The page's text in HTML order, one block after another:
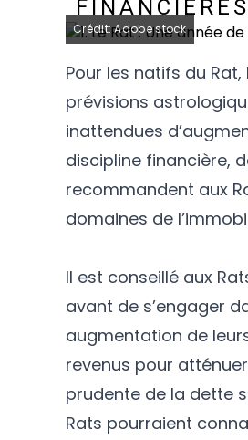
FINANCIÈRES
Crédit: Adobe stock
Pour les natifs du
prévisions
inattendues
discipline financière,
recommandent aux
domaines de
Il est conseillé aux
avant de s’engager
augmentation de
revenus pour
prudente de la dette
Rats pourraient